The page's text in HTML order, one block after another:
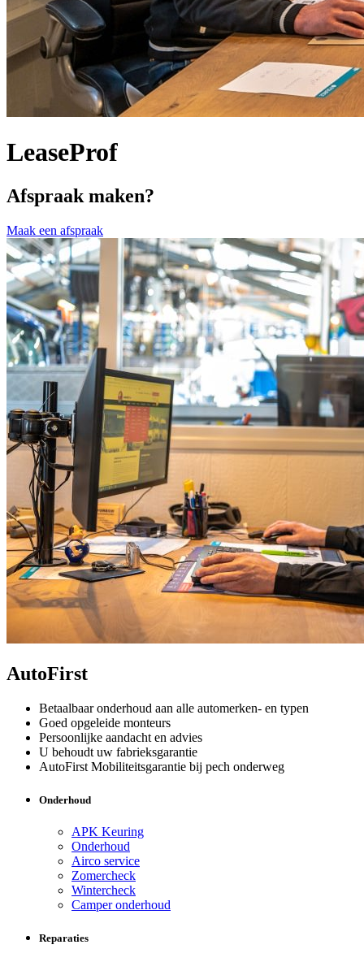
LeaseProf
Afspraak maken?
Maak een afspraak
AutoFirst
Betaalbaar onderhoud aan alle automerken- en typen
Goed opgeleide monteurs
Persoonlijke aandacht en advies
U behoudt uw fabrieksgarantie
AutoFirst Mobiliteitsgarantie bij pech onderweg
Onderhoud
APK Keuring
Onderhoud
Airco service
Zomercheck
Wintercheck
Camper onderhoud
Reparaties